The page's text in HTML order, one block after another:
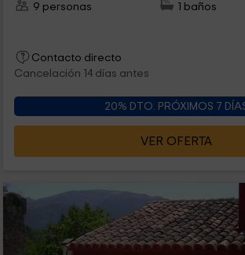
9 personas
1 baños
Contacto directo
Cancelación 14 días antes
20% DTO. PRÓXIMOS 7
VER OFERTA